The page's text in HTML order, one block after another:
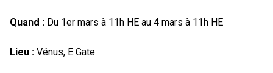
Quand : Du 1er mars à 11h HE au 4 mars à 11h HE
Lieu : Vénus, E Gate